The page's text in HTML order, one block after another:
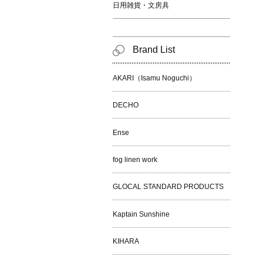
日用雑貨・文房具
Brand List
AKARI（Isamu Noguchi）
DECHO
Ense
fog linen work
GLOCAL STANDARD PRODUCTS
Kaptain Sunshine
KIHARA